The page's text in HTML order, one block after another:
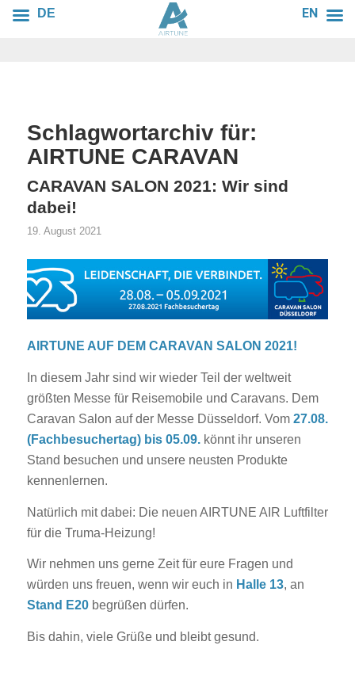
Schlagwortarchiv für:
AIRTUNE CARAVAN
CARAVAN SALON 2021: Wir sind
dabei!
19. August 2021
AIRTUNE AUF DEM CARAVAN SALON 2021!
In diesem Jahr sind wir wieder Teil der weltweit
größten Messe für Reisemobile und Caravans. Dem
Caravan Salon auf der Messe Düsseldorf. Vom 27.08.
(Fachbesuchertag) bis 05.09.könnt ihr unseren
Stand besuchen und unsere neusten Produkte
kennenlernen.
Natürlich mit dabei: Die neuen AIRTUNE AIR Luftfilter
für die Truma-Heizung!
Wir nehmen uns gerne Zeit für eure Fragen und
würden uns freuen, wenn wir euch in Halle 13, an
Stand E20begrüßen dürfen.
Bis dahin, viele Grüße und bleibt gesund.
DE EN